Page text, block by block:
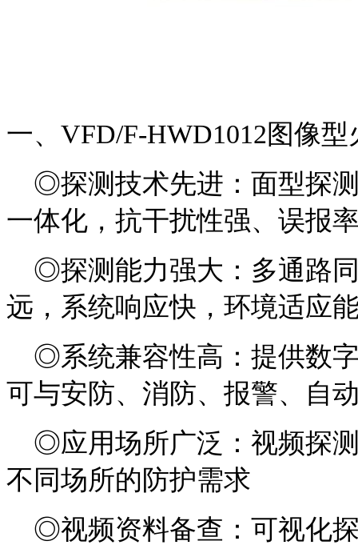
一、VFD/F-HWD1012图像
◎探测技术先进：面型探
一体化，抗干扰性强、误报
◎探测能力强大：多通路
远，系统响应快，环境适应
◎系统兼容性高：提供数
可与安防、消防、报警、自
◎应用场所广泛：视频探
不同场所的防护需求
◎视频资料备查：可视化